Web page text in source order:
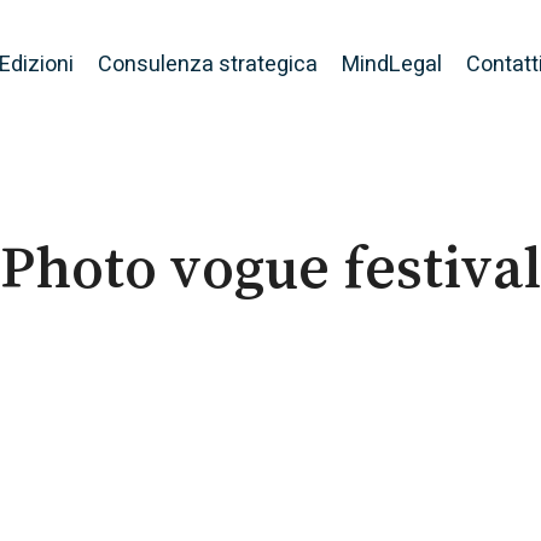
Edizioni Consulenza strategica MindLegal Contatti
Photo vogue festival